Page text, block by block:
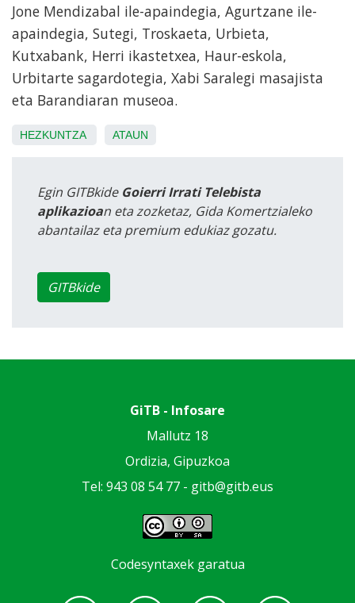
Jone Mendizabal ile-apaindegia, Agurtzane ile-
apaindegia, Sutegi, Troskaeta, Urbieta,
Kutxabank, Herri ikastetxea, Haur-eskola,
Urbitarte sagardotegia, Xabi Saralegi masajista
eta Barandiaran museoa.
HEZKUNTZA ATAUN
Egin GITBkide Goierri Irrati Telebista
aplikazioan eta zozketaz, Gida Komertzialeko
abantailaz eta premium edukiaz gozatu.
GITBkide
GiTB - Infosare
Mallutz 18
Ordizia, Gipuzkoa
Tel: 943 08 54 77 - gitb@gitb.eus
Codesyntaxek garatua